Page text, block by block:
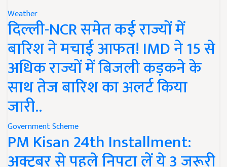
Weather
दिल्ली-NCR समेत कई राज्यों में
बारिश ने मचाई आफत! IMD ने 15 से
अधिक राज्यों में बिजली कड़कने के
साथ तेज बारिश का अलर्ट किया
जारी..
Government Scheme
PM Kisan 24th Installment: